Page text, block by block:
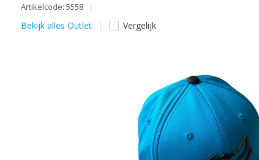
Artikelcode: 5558
Bekijk alles Outlet Vergelijk